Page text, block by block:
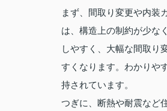
まず、間取り変更や内装
は、構造上の制約が少な
しやすく、大幅な間取り
すくなります。わかりや
持されています。
つぎに、断熱や耐震など